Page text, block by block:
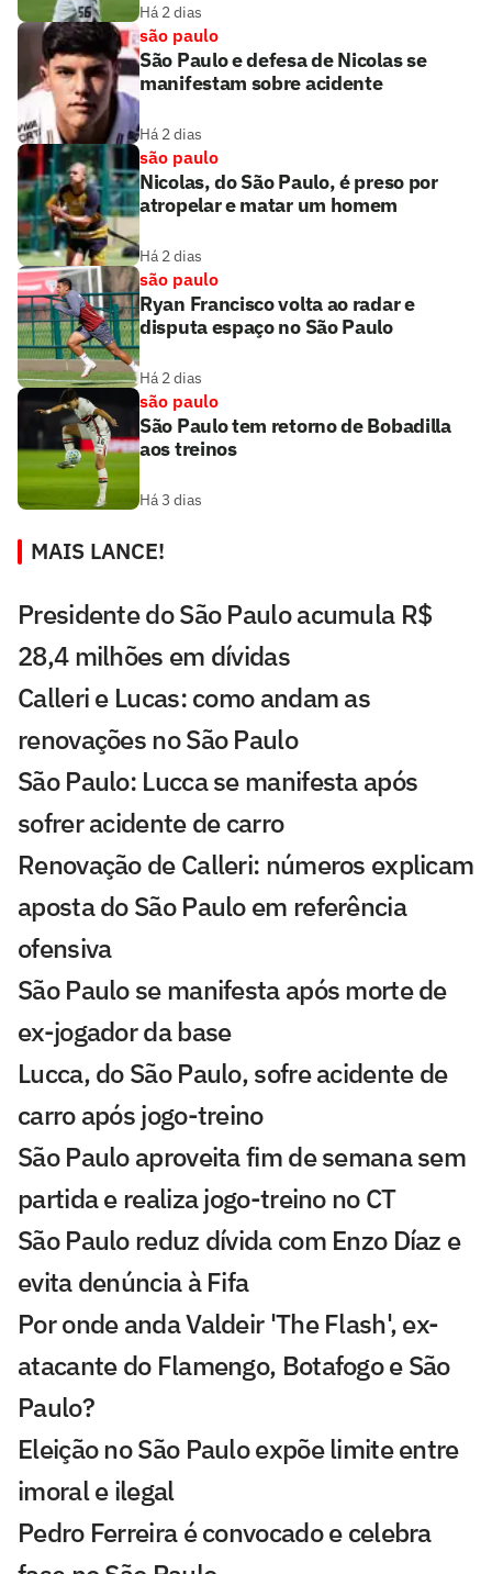
Há 2 dias
são paulo
São Paulo e defesa de Nicolas se
manifestam sobre acidente
Há 2 dias
são paulo
Nicolas, do São Paulo, é preso por
atropelar e matar um homem
Há 2 dias
são paulo
Ryan Francisco volta ao radar e
disputa espaço no São Paulo
Há 2 dias
são paulo
São Paulo tem retorno de Bobadilla
aos treinos
Há 3 dias
MAIS LANCE!
Presidente do São Paulo acumula R$
28,4 milhões em dívidas
Calleri e Lucas: como andam as
renovações no São Paulo
São Paulo: Lucca se manifesta após
sofrer acidente de carro
Renovação de Calleri: números explicam
aposta do São Paulo em referência
ofensiva
São Paulo se manifesta após morte de
ex-jogador da base
Lucca, do São Paulo, sofre acidente de
carro após jogo-treino
São Paulo aproveita fim de semana sem
partida e realiza jogo-treino no CT
São Paulo reduz dívida com Enzo Díaz e
evita denúncia à Fifa
Por onde anda Valdeir 'The Flash', ex-
atacante do Flamengo, Botafogo e São
Paulo?
Eleição no São Paulo expõe limite entre
imoral e ilegal
Pedro Ferreira é convocado e celebra